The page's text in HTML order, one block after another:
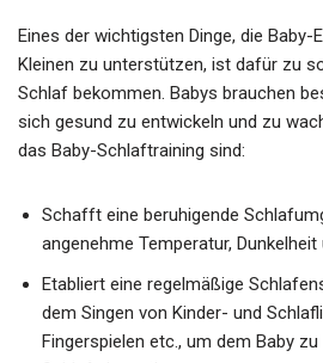
Eines der wichtigsten Dinge, die Baby-
Kleinen zu unterstützen, ist dafür zu
Schlaf bekommen. Babys brauchen
sich gesund zu entwickeln und zu
das Baby-Schlaftraining sind:
Schafft eine beruhigende
angenehme Temperatur, Dunkelheit
Etabliert eine regelmäßige
dem Singen von Kinder- und
Fingerspielen etc., um dem Baby